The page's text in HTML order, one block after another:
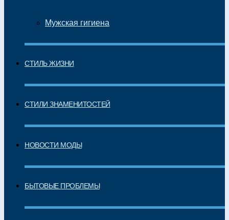
Мужская гигиена
СТИЛЬ ЖИЗНИ
СТИЛИ ЗНАМЕНИТОСТЕЙ
НОВОСТИ МОДЫ
БЫТОВЫЕ ПРОБЛЕМЫ